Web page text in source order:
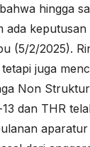
hingga
(5/2/2025).
juga
Non
dan THR